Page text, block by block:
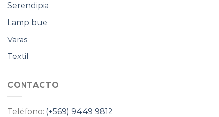
Serendipia
Lamp bue
Varas
Textil
CONTACTO
Teléfono: (+569) 9449 9812